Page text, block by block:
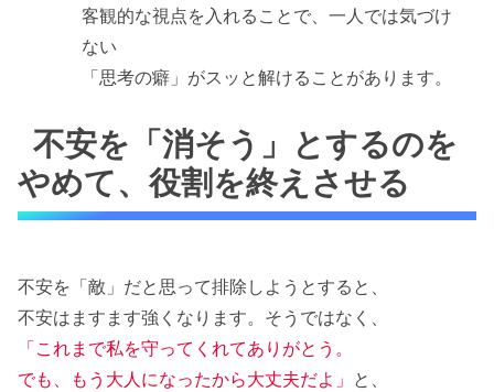
客観的な視点を入れることで、一人では気づけ
ない
「思考の癖」がスッと解けることがあります。
不安を「消そう」とするのを
やめて、役割を終えさせる
不安を「敵」だと思って排除しようとすると、
不安はますます強くなります。そうではなく、
「これまで私を守ってくれてありがとう。
でも、もう大人になったから大丈夫だよ」 と、